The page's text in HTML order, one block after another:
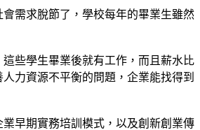
需求脫節了，學校每年的畢業生雖然
些學生畢業後就有工作，而且薪水比
力資源不平衡的問題，企業能找得到
早期實務培訓模式，以及創新創業傳